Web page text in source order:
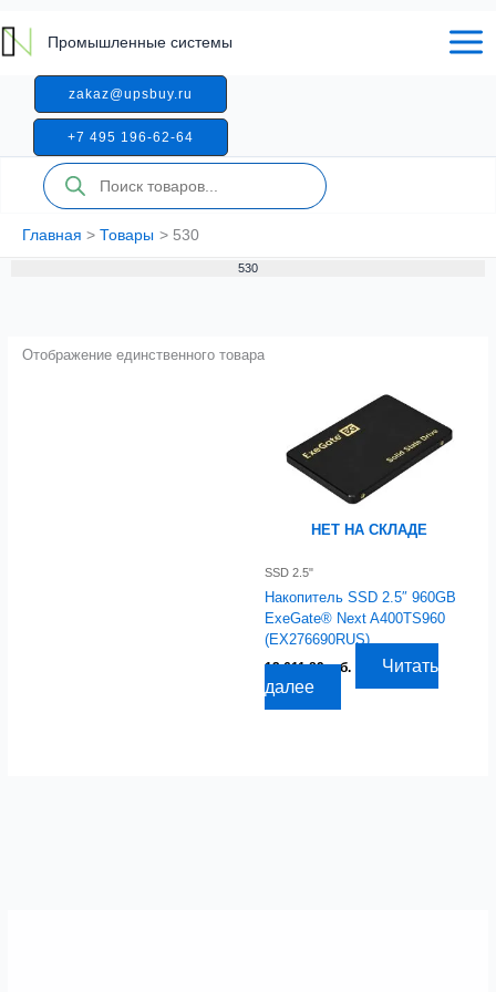
к
содержимому
Промышленные системы
zakaz@upsbuy.ru
+7 495 196-62-64
Поиск
товаров
Главная Товары 530
530
Отображение единственного товара
НЕТ НА СКЛАДЕ
SSD 2.5"
Накопитель SSD 2.5″ 960GB
ExeGate® Next A400TS960
(EX276690RUS)
12 611,89руб.
Читать
далее